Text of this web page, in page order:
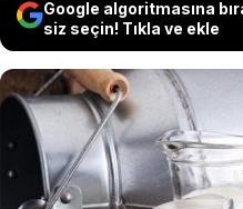
Google algoritmasına
siz seçin! Tıkla ve ekle
Stanford
araştırma, çiğ
bulaşıcı
yapılan deneyler,